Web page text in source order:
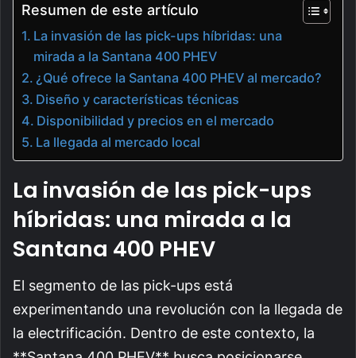
Resumen de este artículo
La invasión de las pick-ups híbridas: una
mirada a la Santana 400 PHEV
¿Qué ofrece la Santana 400 PHEV al mercado?
Diseño y características técnicas
Disponibilidad y precios en el mercado
La llegada al mercado local
La invasión de las pick-ups
híbridas: una mirada a la
Santana 400 PHEV
El segmento de las pick-ups está
experimentando una revolución con la llegada de
la electrificación. Dentro de este contexto, la